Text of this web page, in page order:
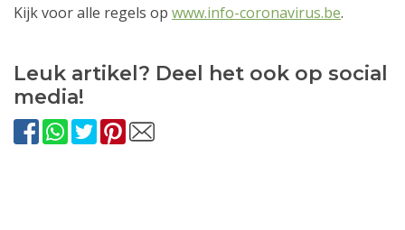
Kijk voor alle regels op www.info-coronavirus.be.
Leuk artikel? Deel het ook op social
media!